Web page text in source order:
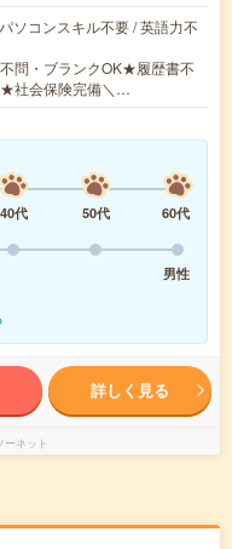
ソコンスキル不要 / 英語力不
問・ブランクOK★履歴書不
★社会保険完備＼…
40代 50代
60代
男性
詳しく見る
ーネット